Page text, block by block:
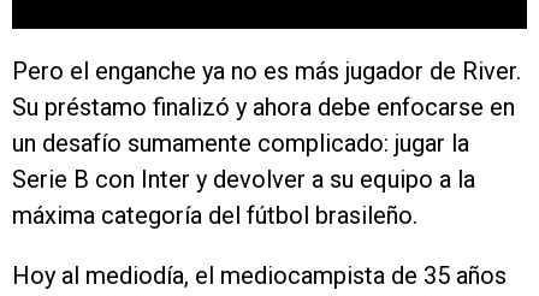
Pero el enganche ya no es más jugador de River.
Su préstamo finalizó y ahora debe enfocarse en
un desafío sumamente complicado: jugar la
Serie B con Inter y devolver a su equipo a la
máxima categoría del fútbol brasileño.
Hoy al mediodía, el mediocampista de 35 años